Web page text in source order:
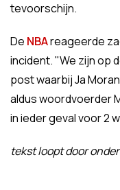
tevoorschijn.
De NBAreageerde
incident. "We zijn op
post waarbij Ja
aldus woordvoerder
in ieder geval voor 2
tekst loopt door